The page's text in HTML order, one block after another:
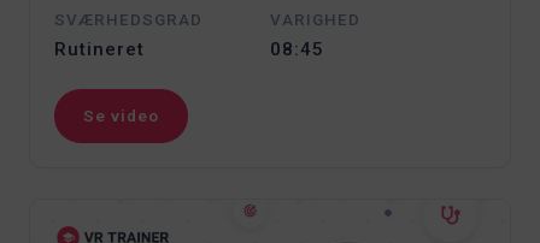
SVÆRHEDSGRAD
Rutineret
VARIGHED
08:45
Se video